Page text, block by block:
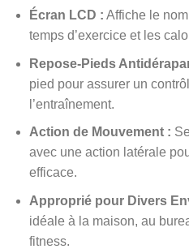
Écran LCD : Affiche le
temps d’exercice et les
Repose-Pieds
pied pour assurer un
l’entraînement.
Action de Mouvement :
avec une action latérale
efficace.
Approprié pour Divers
idéale à la maison, au
fitness.